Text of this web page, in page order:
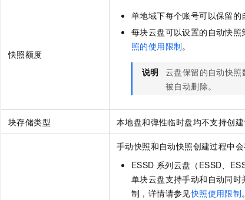
快照额度
单地域下每个账号可以保留
每块云盘可以设置的自动快
照的使用限制。
说明 云盘保留的自动快
被自动删除。
块存储类型 本地盘和弹性临时盘均不支持创建
手动快照和自动快照创建过程中会
ESSD 系列云盘（ESSD、
单块云盘支持手动和自动同
制，详情请参见快照使用限制